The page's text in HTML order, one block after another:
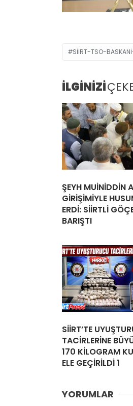
SIIRT-TSO-
İLGİNİZİ
ŞEYH MUİNİDDİN
GİRİŞİMİYLE
ERDİ: SİİRTLİ
BARIŞTI
SİİRT’TE
TACİRLERİNE
170 KİLOGRAM
ELE GEÇİRİLDİ 1
YORUMLAR